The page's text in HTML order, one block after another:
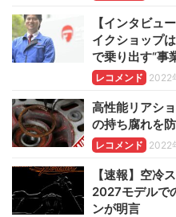
【インタビュ
イクショップ
で乗り出す“事
レコメンド 2022
高性能リアシ
の持ち腐れを
レコメンド 2022
【速報】空冷
2027モデルで
ンが明言